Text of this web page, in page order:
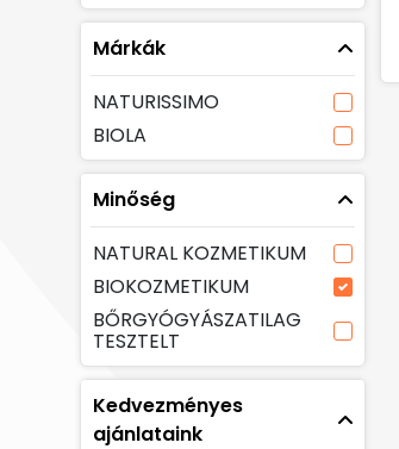
Márkák
NATURISSIMO
BIOLA
Minőség
NATURAL KOZMETIKUM
BIOKOZMETIKUM
BŐRGYÓGYÁSZATILAG
TESZTELT
Kedvezményes
ajánlataink